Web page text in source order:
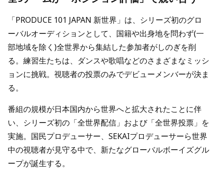
「PRODUCE 101 JAPAN 新世界」は、シリーズ初のグロ
ーバルオーディションとして、国籍や出身地を問わず(一
部地域を除く)全世界から集結した参加者がしのぎを削
る。練習生たちは、ダンスや歌唱などのさまざまなミッシ
ョンに挑戦。視聴者の投票のみでデビューメンバーが決ま
る。
番組の規模が日本国内から世界へと拡大されたことに伴
い、シリーズ初の「全世界配信」および「全世界投票」を
実施。国民プロデューサー、SEKAIプロデューサーら世界
中の視聴者が見守る中で、新たなグローバルボーイズグル
ープが誕生する。